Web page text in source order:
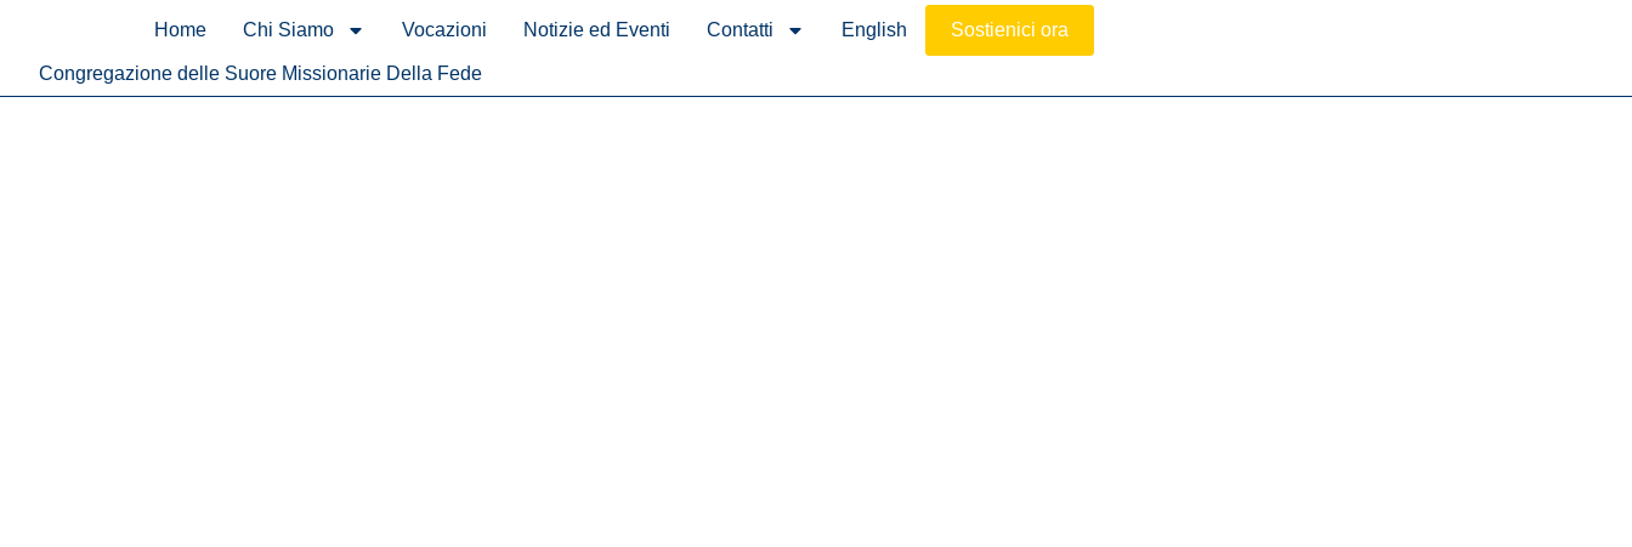
Home Chi Siamo Vocazioni Notizie ed Eventi Contatti English Sostienici ora
Congregazione delle Suore Missionarie Della Fede